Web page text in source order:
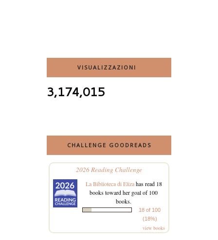
VISUALIZZAZIONI
3,174,015
CHALLENGE GOODREADS
2026 Reading Challenge
La Biblioteca di Elizahas read 18
books toward her goal of 100
books.
18 of 100
(18%)
view books